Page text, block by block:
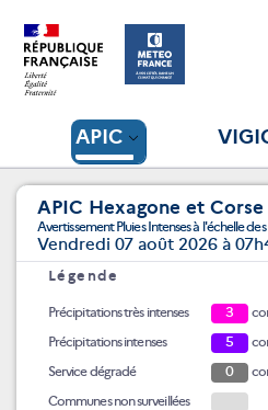
APIC
APIC Hexagone et Corse
Avertissement Pluies Intenses à l'échelle
Vendredi 07 août 2026 à
Légende
Précipitations très intenses 3
Précipitations intenses
5
Service dégradé
0
Communes non surveillées